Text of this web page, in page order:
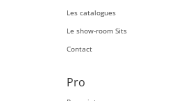
Les catalogues
Le show-room Sits
Contact
Pro